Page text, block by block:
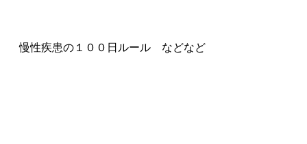
慢性疾患の１００日ルール などなど